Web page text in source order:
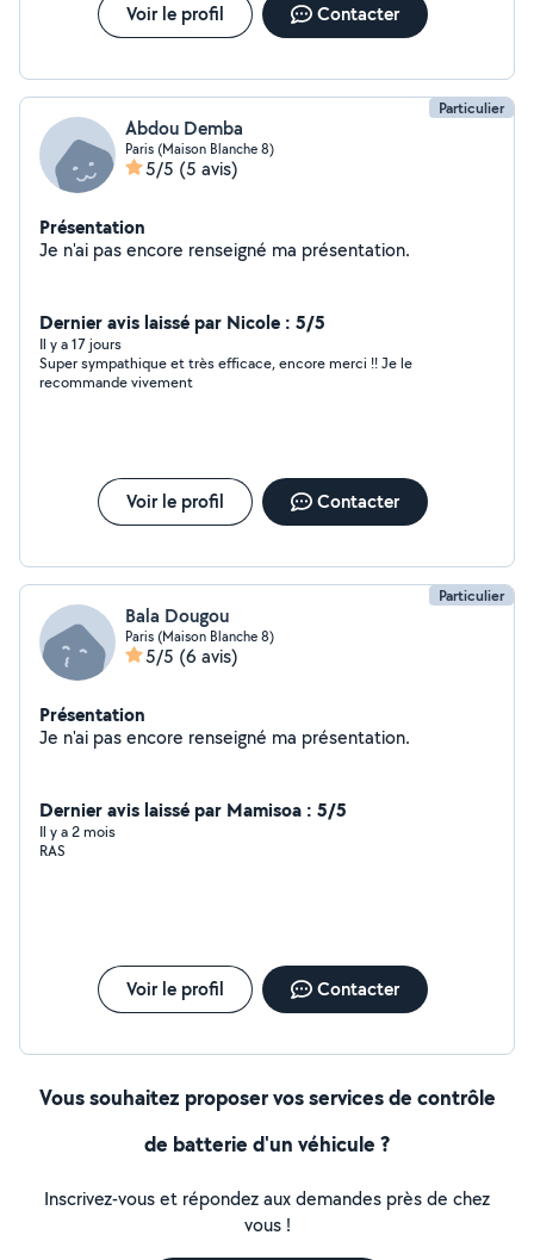
Voir le profil Contacter
Particulier
Abdou Demba
Paris (Maison Blanche 8)
5/5 (5 avis)
Présentation
Je n'ai pas encore renseigné ma présentation.
Dernier avis laissé par Nicole : 5/5
Il y a 17 jours
Super sympathique et très efficace, encore merci !! Je le
recommande vivement
Voir le profil Contacter
Particulier
Bala Dougou
Paris (Maison Blanche 8)
5/5 (6 avis)
Présentation
Je n'ai pas encore renseigné ma présentation.
Dernier avis laissé par Mamisoa : 5/5
Il y a 2 mois
RAS
Voir le profil Contacter
Vous souhaitez proposer vos services de contrôle
de batterie d'un véhicule ?
Inscrivez-vous et répondez aux demandes près de chez
vous !